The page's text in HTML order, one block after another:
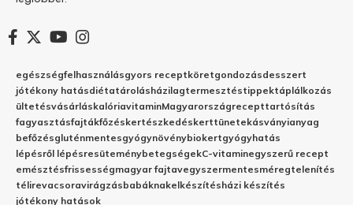
egészségfelhasználásgyors receptköretgondozásdesszert
jótékony hatásdiétatárolásházilagtermesztéstippektáplálkozás
ültetésvásárláskalóriavitaminMagyarországrecepttartósítás
fagyasztásfajtákfőzéskertészkedéskerttünetekásványianyag
befőzésgluténmentesgyógynövénybiokertgyógyhatás
lépésről lépésresüteménybetegségekC-vitaminegyszerű recept
emésztésfrissességmagyar fajtavegyszermentesméregtelenítés
télirevacsoravirágzásbabáknakelkészítésházi készítés
jótékony hatások